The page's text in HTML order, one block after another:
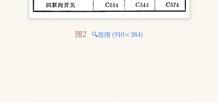
图2 🔍原图 (910×384)